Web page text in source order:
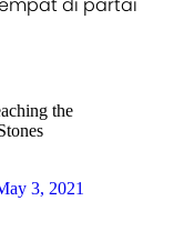
the
3, 2021